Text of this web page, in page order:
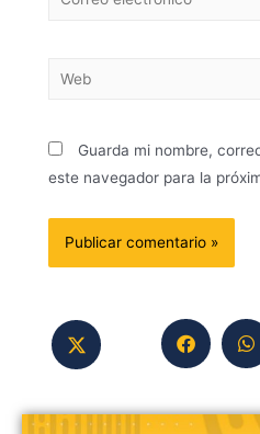
Guarda mi nombre,
este navegador para la